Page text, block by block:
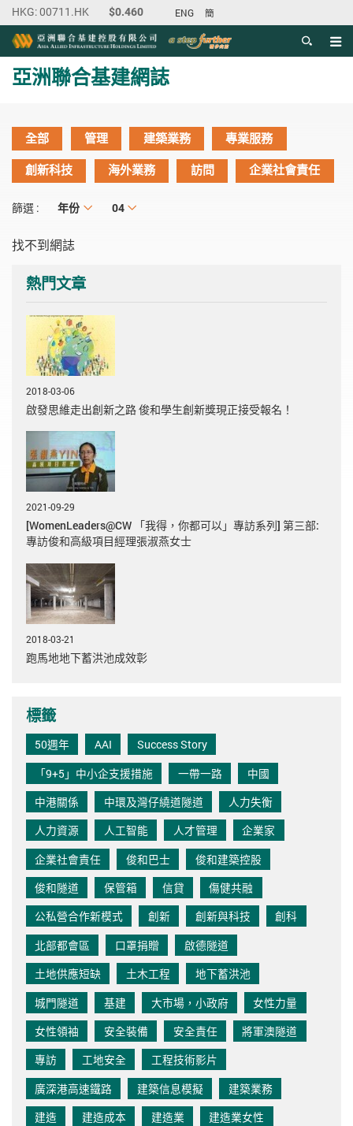
ENG 簡
目錄
主内容開始
亞洲聯合基建網誌
全部 管理 建築業務
專業服務
創新科技
海外業務 訪問 企業社會責任
篩選 : 年份
年份 月份
04
找不到網誌
熱門文章
2018-03-06
啟發思維走出創新之路 俊和學生創新獎現正接受報名！
2021-09-29
[WomenLeaders@CW 「我得，你都可以」專訪系列] 第三部:
專訪俊和高級項目經理張淑燕女士
2018-03-21
跑馬地地下蓄洪池成效彰
標籤
50週年 AAI
Success Story
「9+5」中小企支援措施
一帶一路
中國
中港關係
中環及灣仔繞道隧道
人力失衡
人力資源
人工智能 人才管理
企業家
企業社會責任
俊和巴士
俊和建築控股
俊和隧道
保管箱 信貸
傷健共融
公私營合作新模式
創新 創新與科技
創科
北部都會區
口罩捐贈
啟德隧道
土地供應短缺
土木工程
地下蓄洪池
城門隧道
基建 大市場，小政府
女性力量
女性領袖
安全裝備 安全責任
將軍澳隧道
專訪
工地安全
工程技術影片
廣深港高速鐵路
建築信息模擬
建築業務
建造
建造成本 建造業
建造業女性